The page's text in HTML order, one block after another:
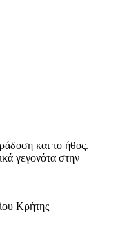
και το ήθος.
γεγονότα στην
Κρήτης